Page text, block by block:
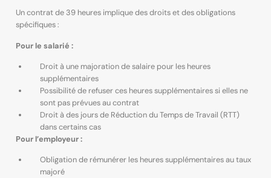
Un contrat de 39 heures implique des droits et des obligations
spécifiques :
Pour le salarié :
Droit à une majoration de salaire pour les heures
supplémentaires
Possibilité de refuser ces heures supplémentaires si elles ne
sont pas prévues au contrat
Droit à des jours de Réduction du Temps de Travail (RTT)
dans certains cas
Pour l’employeur :
Obligation de rémunérer les heures supplémentaires au taux
majoré